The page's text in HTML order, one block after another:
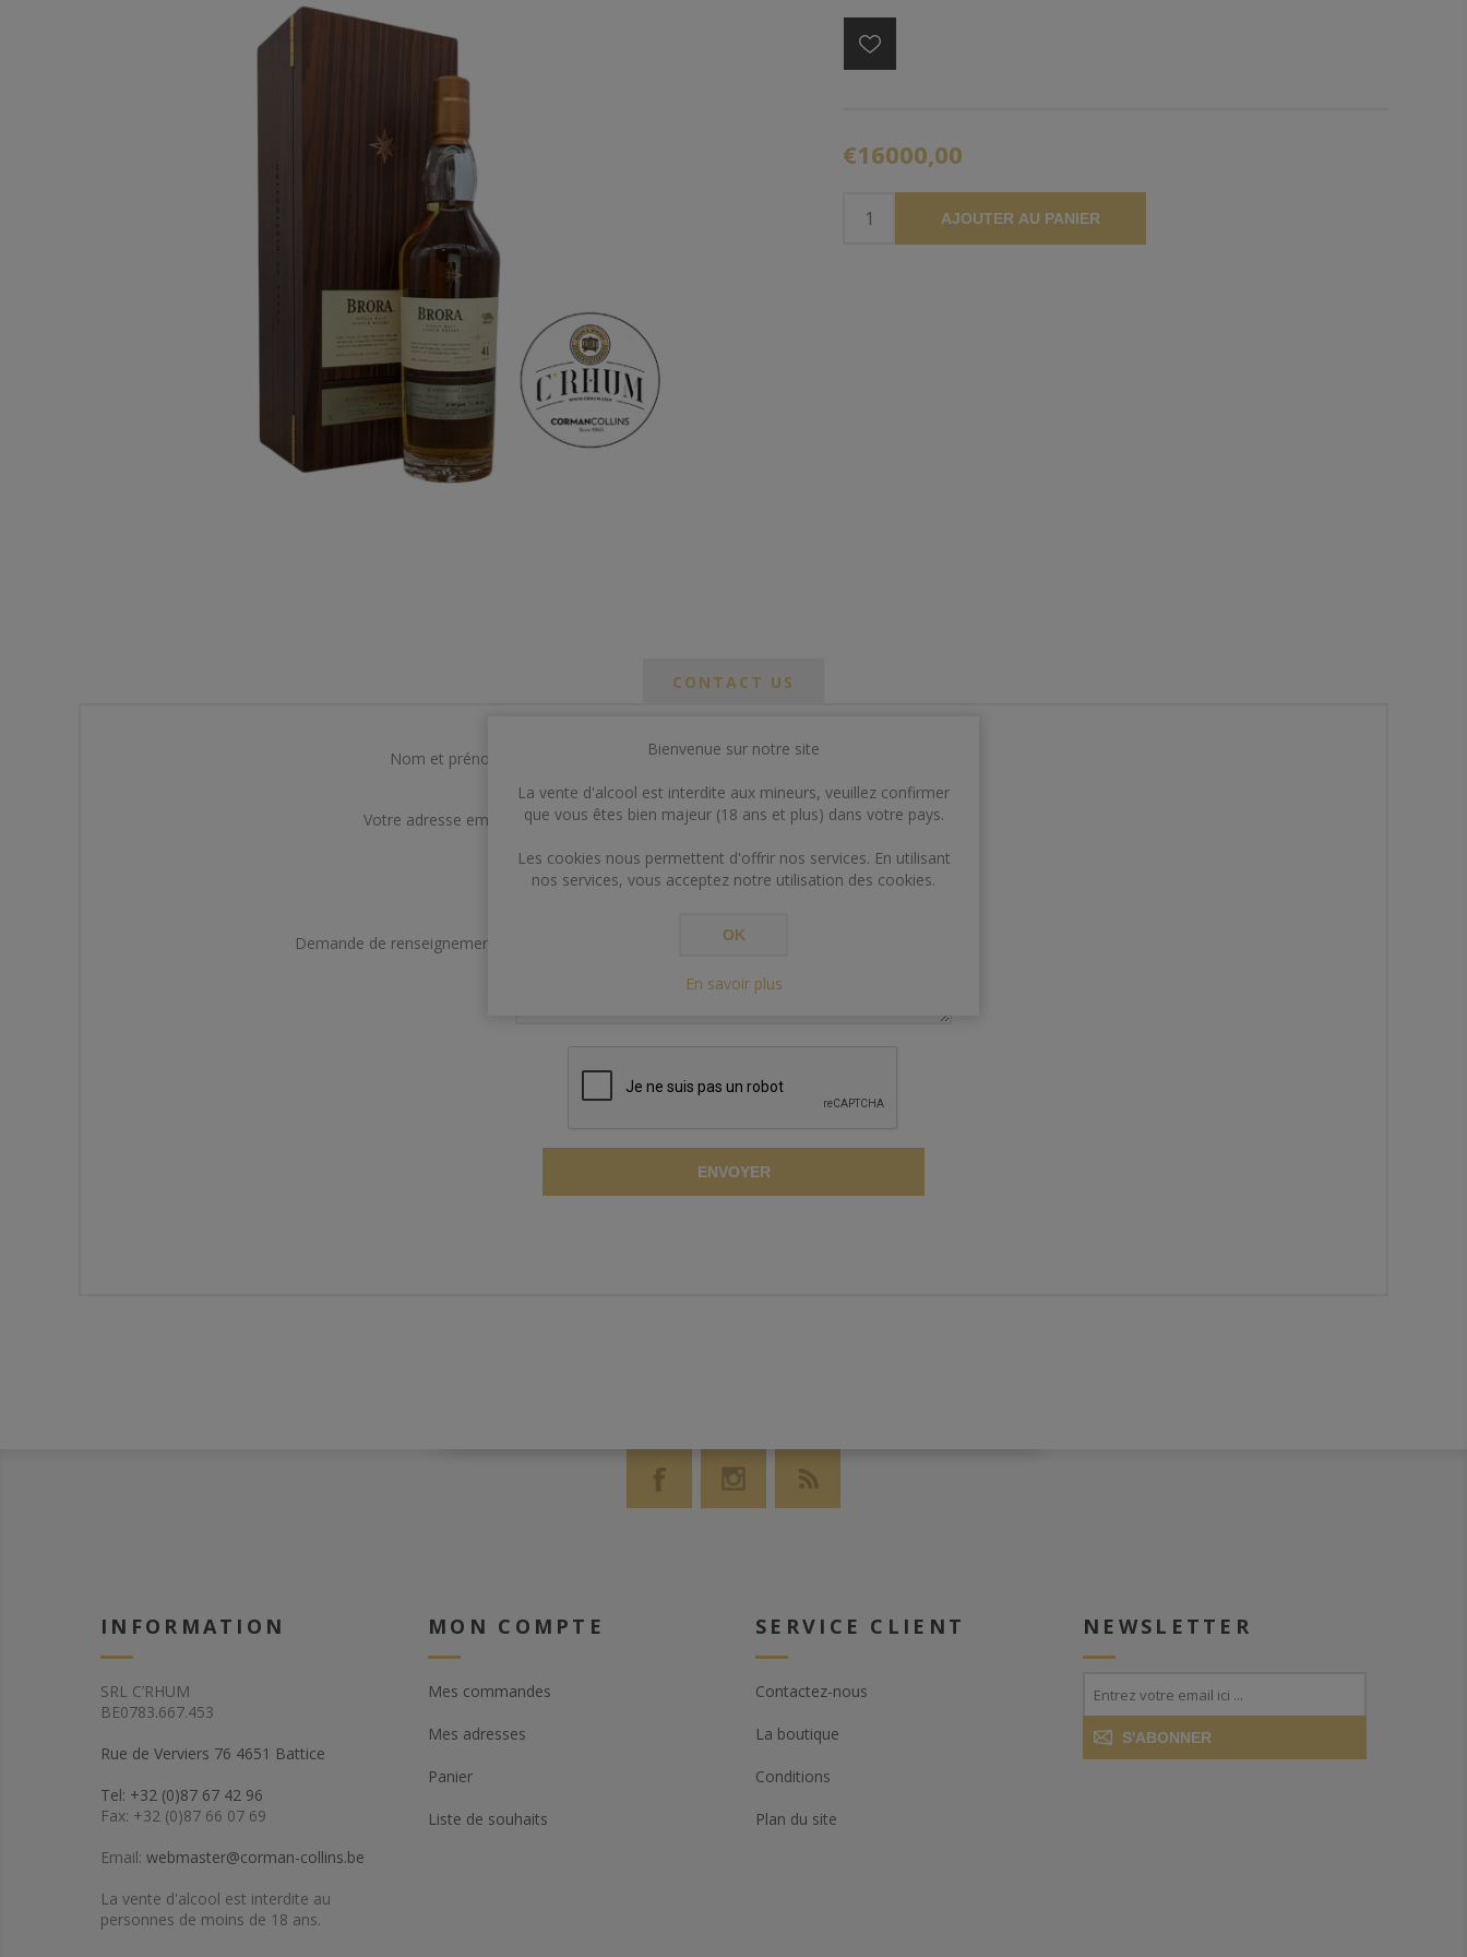
€16000,00
AJOUTER AU PANIER
CONTACT US
Nom et prénom
Votre adresse email
Demande de renseignements
ENVOYER
INFORMATION
SRL C’RHUM
BE0783.667.453
Rue de Verviers 76 4651 Battice
Tel: +32 (0)87 67 42 96
Fax: +32 (0)87 66 07 69
Email: webmaster@corman-collins.be
La vente d'alcool est interdite au
personnes de moins de 18 ans.
MON COMPTE
Mes commandes
Mes adresses
Panier
Liste de souhaits
SERVICE CLIENT
Contactez-nous
La boutique
Conditions
Plan du site
NEWSLETTER
S'ABONNER
Bienvenue sur notre site
La vente d'alcool est interdite aux mineurs, veuillez confirmer
que vous êtes bien majeur (18 ans et plus) dans votre pays.
Les cookies nous permettent d'offrir nos services. En utilisant
nos services, vous acceptez notre utilisation des cookies.
OK
En savoir plus